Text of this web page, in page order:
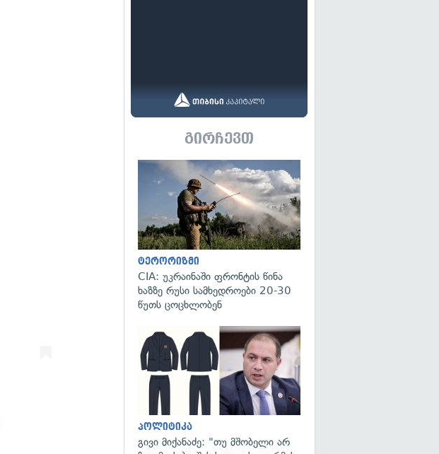
გირჩევთ
ტერორიზმი
CIA: უკრაინაში ფრონტის წინა
ხაზზე რუსი სამხედროები 20-30
წუთს ცოცხლობენ
პოლიტიკა
გივი მიქანაძე: "თუ მშობელი არ